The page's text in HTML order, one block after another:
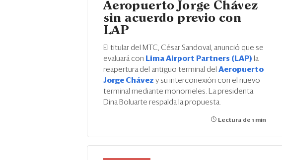
Aeropuerto Jorge Chávez
sin acuerdo previo con
LAP
El titular del MTC, César Sandoval, anunció que se
evaluará con Lima Airport Partners (LAP) la
reapertura del antiguo terminal del Aeropuerto
Jorge Chávez y su interconexión con el nuevo
terminal mediante monorrieles. La presidenta
Dina Boluarte respalda la propuesta.
Lectura de 1 min